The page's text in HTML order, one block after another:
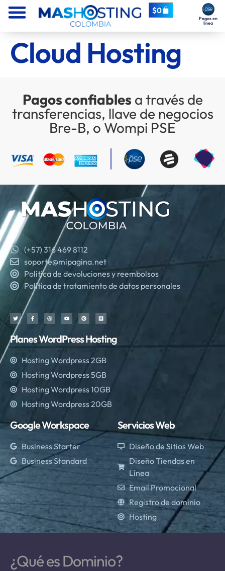
$0
Pagos en
línea
Cloud Hosting
Pagos confiables a través de
transferencias, llave de negocios
Bre-B, o Wompi PSE
(+57) 316 469 8112
soporte@mipagina.net
Política de devoluciones y reembolsos
Política de tratamiento de datos personales
Planes WordPress Hosting
Hosting Wordpress 2GB
Hosting Wordpress 5GB
Hosting Wordpress 10GB
Hosting Wordpress 20GB
Google Workspace
Business Starter
Business Standard
Servicios Web
Diseño de Sitios Web
Diseño Tiendas en
Línea
Email Promocional
Registro de dominio
Hosting
¿Qué es Dominio?